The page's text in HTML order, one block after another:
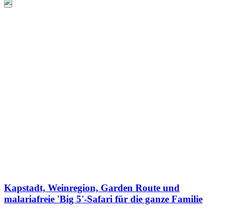
Kapstadt, Weinregion, Garden Route und
malariafreie 'Big 5'-Safari für die ganze Familie